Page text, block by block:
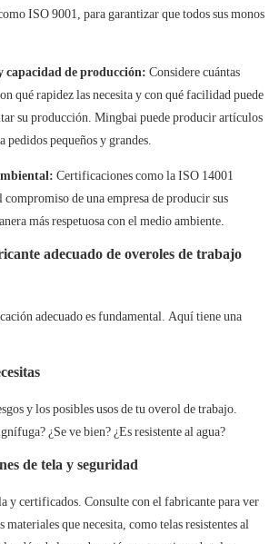
ISO 9001, para garantizar que todos sus monos
capacidad de producción: Considere cuántas
qué rapidez las necesita y con qué facilidad puede
su producción. Mingbai puede producir artículos
pequeños y grandes.
Certificaciones como la ISO 14001
compromiso de una empresa de producir sus
más respetuosa con el medio ambiente.
adecuado de overoles de trabajo
adecuado es fundamental. Aquí tiene una
y los posibles usos de tu overol de trabajo.
¿Se ve bien? ¿Es resistente al agua?
de tela y seguridad
y certificados. Consulte con el fabricante para ver
materiales que necesita, como telas resistentes al